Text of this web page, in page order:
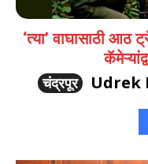
‘त्या’ वाघासाठी आठ
चंद्रपूर
Udrek